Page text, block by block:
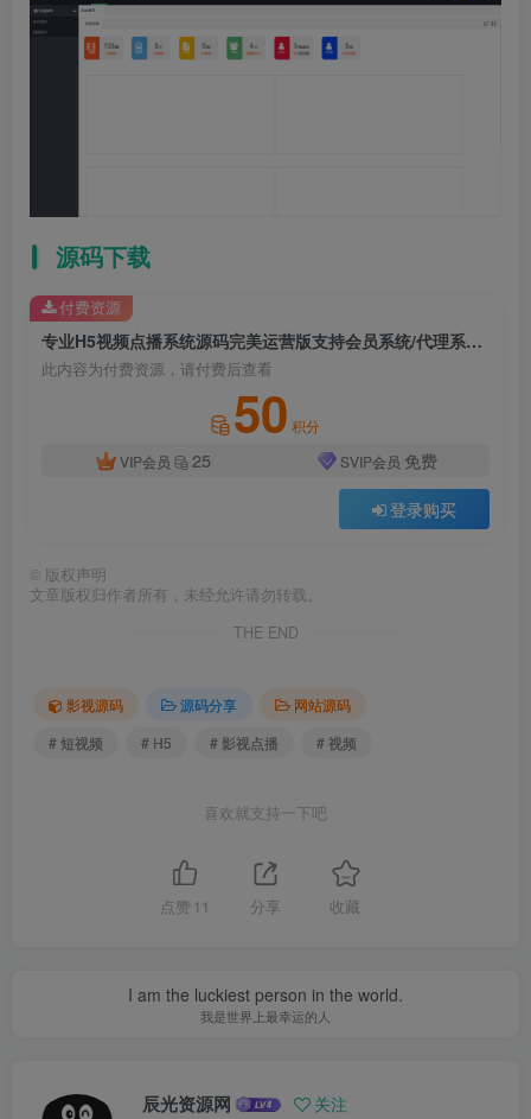
源码下载
专业H5视频点播系统源码完美运营版支持会员系统/代理系统/付费点播/打赏系统/对接站群/支付接口
此内容为付费资源，请付费后查看
50 积分
VIP会员
25 SVIP会员 免费
登录购买
付费资源
© 版权声明
文章版权归作者所有，未经允许请勿转载。
THE END
影视源码 源码分享
网站源码
# 短视频
# H5 # 影视点播 # 视频
喜欢就支持一下吧
点赞 11 分享 收藏
I am the luckiest person in the world.
我是世界上最幸运的人
辰光资源网 关注